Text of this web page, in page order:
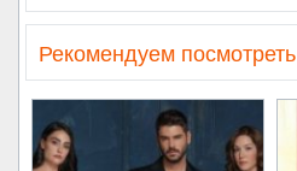
Рекомендуем посмотреть